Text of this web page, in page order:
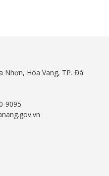
Nhơn, Hòa Vang, TP. Đà
9095